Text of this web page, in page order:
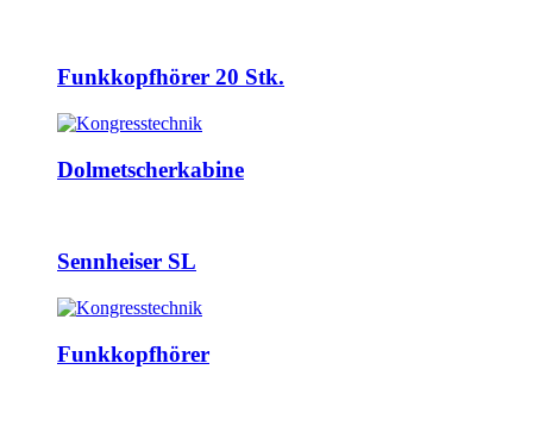
Funkkopfhörer 20 Stk.
Dolmetscherkabine
Sennheiser SL
Funkkopfhörer